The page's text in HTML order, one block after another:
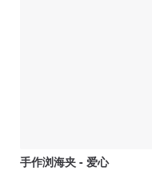
手作浏海夹 - 爱心